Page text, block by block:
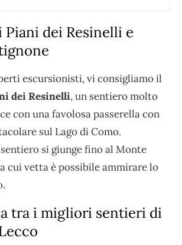
dei Resinelli e
escursionisti, vi consigliamo il
dei Resinelli, un sentiero molto
con una favolosa passerella con
sul Lago di Como.
si giunge fino al Monte
cui vetta è possibile ammirare lo
tra i migliori sentieri di